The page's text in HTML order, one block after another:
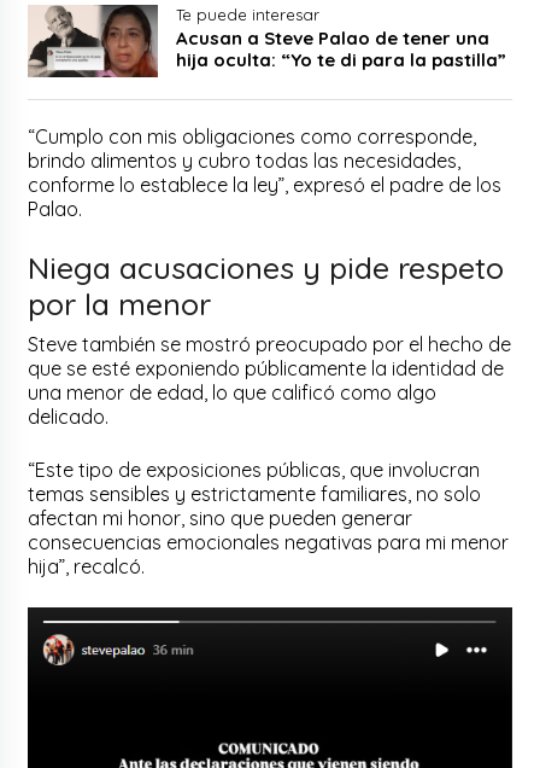
Te puede interesar
Acusan a Steve Palao de tener una
hija oculta: “Yo te di para la pastilla”
“Cumplo con mis obligaciones como corresponde,
brindo alimentos y cubro todas las necesidades,
conforme lo establece la ley”, expresó el padre de los
Palao.
Niega acusaciones y pide respeto
por la menor
Steve también se mostró preocupado por el hecho de
que se esté exponiendo públicamente la identidad de
una menor de edad, lo que calificó como algo
delicado.
“Este tipo de exposiciones públicas, que involucran
temas sensibles y estrictamente familiares, no solo
afectan mi honor, sino que pueden generar
consecuencias emocionales negativas para mi menor
hija”, recalcó.